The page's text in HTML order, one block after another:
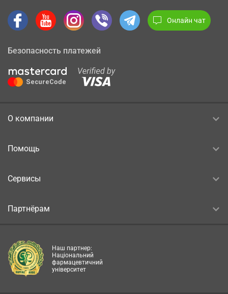
Онлайн чат
Безопасность платежей
О компании
Помощь
Сервисы
Партнёрам
Наш партнер:
Національний
фармацевтичний
університет